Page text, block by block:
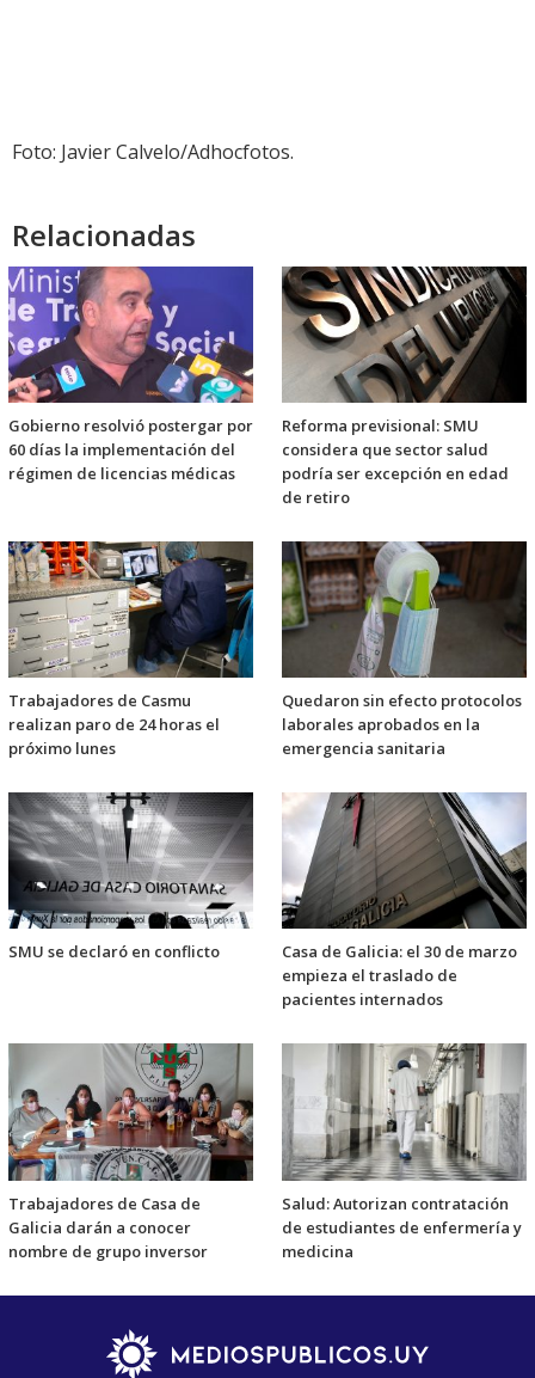
Foto: Javier Calvelo/Adhocfotos.
Relacionadas
Gobierno resolvió postergar por
60 días la implementación del
régimen de licencias médicas
Reforma previsional: SMU
considera que sector salud
podría ser excepción en edad
de retiro
Trabajadores de Casmu
realizan paro de 24 horas el
próximo lunes
Quedaron sin efecto protocolos
laborales aprobados en la
emergencia sanitaria
SMU se declaró en conflicto
Casa de Galicia: el 30 de marzo
empieza el traslado de
pacientes internados
Trabajadores de Casa de
Galicia darán a conocer
nombre de grupo inversor
Salud: Autorizan contratación
de estudiantes de enfermería y
medicina